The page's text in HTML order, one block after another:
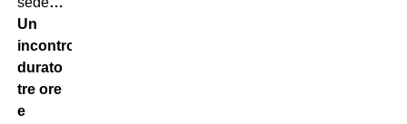
Un
incontro
durato
tre ore
e